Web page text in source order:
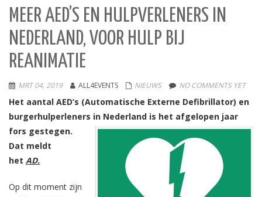
MEER AED’S EN HULPVERLENERS IN
NEDERLAND, VOOR HULP BIJ
REANIMATIE
MRT 04, 2019 ALL4EVENTS NIEUWS NO COMMENTS YET
Het aantal AED’s (Automatische Externe Defibrillator) en
burgerhulperleners in Nederland is het afgelopen jaar
fors gestegen.
Dat meldt
het AD.
Op dit moment zijn